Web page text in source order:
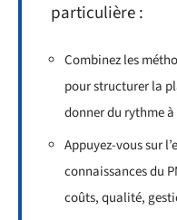
particulière :
Combinez les
pour structurer la
donner du rythme à
Appuyez-vous sur
connaissances du
coûts, qualité,